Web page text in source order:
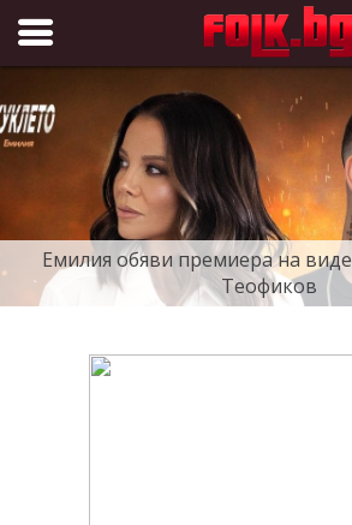
Folk.bg
Емилия обяви премиера на
Теофиков